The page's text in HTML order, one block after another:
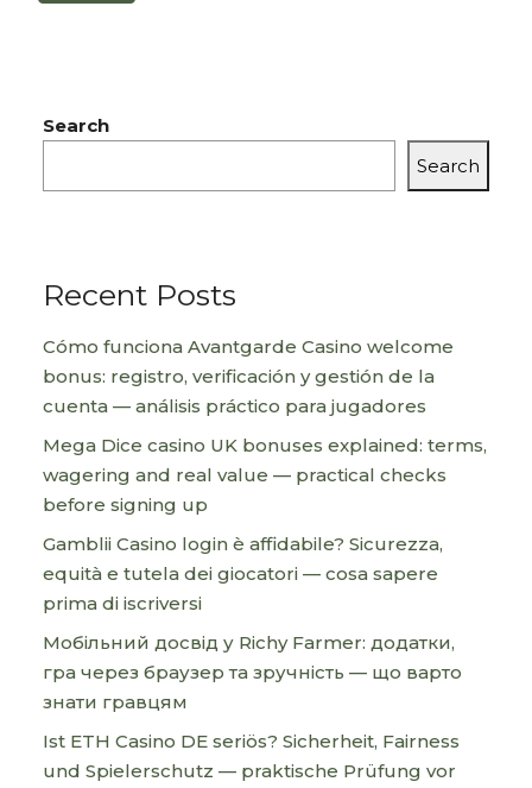
Search
Search
Recent Posts
Cómo funciona Avantgarde Casino welcome
bonus: registro, verificación y gestión de la
cuenta — análisis práctico para jugadores
Mega Dice casino UK bonuses explained: terms,
wagering and real value — practical checks
before signing up
Gamblii Casino login è affidabile? Sicurezza,
equità e tutela dei giocatori — cosa sapere
prima di iscriversi
Мобільний досвід у Richy Farmer: додатки,
гра через браузер та зручність — що варто
знати гравцям
Ist ETH Casino DE seriös? Sicherheit, Fairness
und Spielerschutz — praktische Prüfung vor